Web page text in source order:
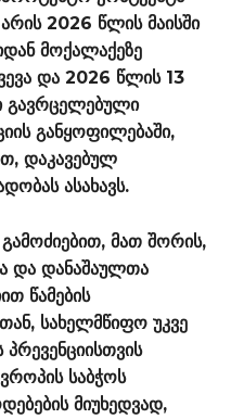
2026 წლის მაისში
მოქალაქეზე
და 2026 წლის 13
გავრცელებული
განყოფილებაში,
დაკავებულ
ასახავს.
მათ შორის,
და დანაშაულთა
წამების
სახელმწიფო უკვე
პრევენციისთვის
საბჭოს
მიუხედვად,